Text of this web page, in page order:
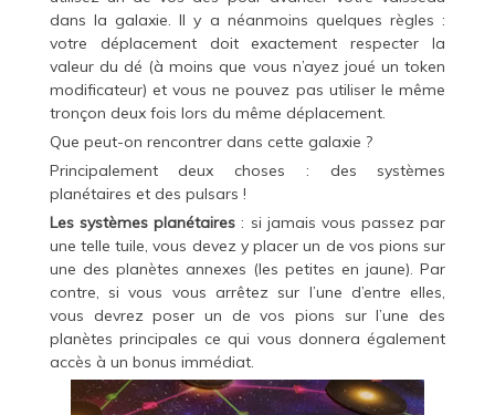
dans la galaxie. Il y a néanmoins quelques règles :
votre déplacement doit exactement respecter la
valeur du dé (à moins que vous n’ayez joué un token
modificateur) et vous ne pouvez pas utiliser le même
tronçon deux fois lors du même déplacement.
Que peut-on rencontrer dans cette galaxie ?
Principalement deux choses : des systèmes
planétaires et des pulsars !
Les systèmes planétaires : si jamais vous passez par
une telle tuile, vous devez y placer un de vos pions sur
une des planètes annexes (les petites en jaune). Par
contre, si vous vous arrêtez sur l’une d’entre elles,
vous devrez poser un de vos pions sur l’une des
planètes principales ce qui vous donnera également
accès à un bonus immédiat.